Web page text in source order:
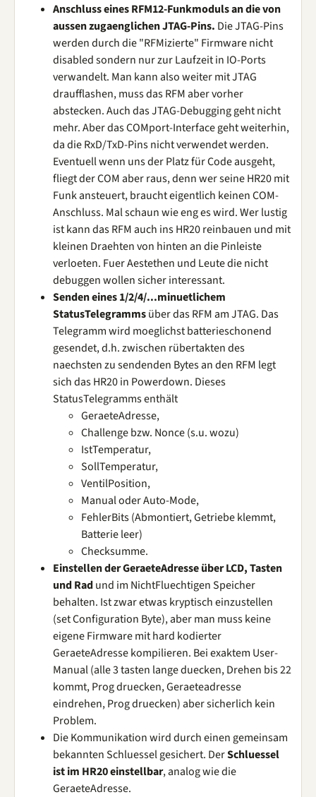
Anschluss eines RFM12-Funkmoduls an die von
aussen zugaenglichen JTAG-Pins. Die JTAG-Pins
werden durch die "RFMizierte" Firmware nicht
disabled sondern nur zur Laufzeit in IO-Ports
verwandelt. Man kann also weiter mit JTAG
draufflashen, muss das RFM aber vorher
abstecken. Auch das JTAG-Debugging geht nicht
mehr. Aber das COMport-Interface geht weiterhin,
da die RxD/TxD-Pins nicht verwendet werden.
Eventuell wenn uns der Platz für Code ausgeht,
fliegt der COM aber raus, denn wer seine HR20 mit
Funk ansteuert, braucht eigentlich keinen COM-
Anschluss. Mal schaun wie eng es wird. Wer lustig
ist kann das RFM auch ins HR20 reinbauen und mit
kleinen Draehten von hinten an die Pinleiste
verloeten. Fuer Aestethen und Leute die nicht
debuggen wollen sicher interessant.
Senden eines 1/2/4/...minuetlichem
StatusTelegrammsüber das RFM am JTAG. Das
Telegramm wird moeglichst batterieschonend
gesendet, d.h. zwischen rübertakten des
naechsten zu sendenden Bytes an den RFM legt
sich das HR20 in Powerdown. Dieses
StatusTelegramms enthält
GeraeteAdresse,
Challenge bzw. Nonce (s.u. wozu)
IstTemperatur,
SollTemperatur,
VentilPosition,
Manual oder Auto-Mode,
FehlerBits (Abmontiert, Getriebe klemmt,
Batterie leer)
Checksumme.
Einstellen der GeraeteAdresse über LCD, Tasten
und Radund im NichtFluechtigen Speicher
behalten. Ist zwar etwas kryptisch einzustellen
(set Configuration Byte), aber man muss keine
eigene Firmware mit hard kodierter
GeraeteAdresse kompilieren. Bei exaktem User-
Manual (alle 3 tasten lange duecken, Drehen bis 22
kommt, Prog druecken, Geraeteadresse
eindrehen, Prog druecken) aber sicherlich kein
Problem.
Die Kommunikation wird durch einen gemeinsam
bekannten Schluessel gesichert. DerSchluessel
ist im HR20 einstellbar, analog wie die
GeraeteAdresse.